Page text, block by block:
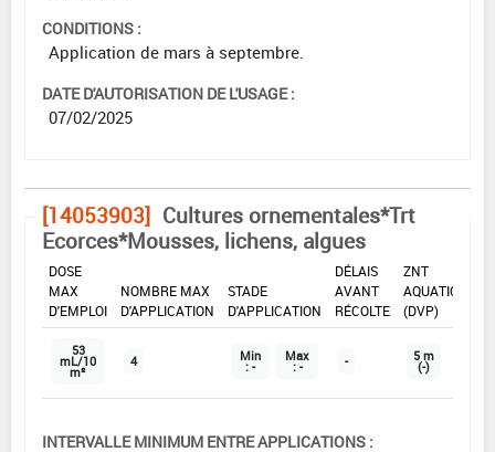
CONDITIONS :
Application de mars à septembre.
DATE D'AUTORISATION DE L'USAGE :
07/02/2025
[14053903] Cultures ornementales*Trt
Ecorces*Mousses, lichens, algues
DOSE
MAX
D'EMPLOI
NOMBRE MAX
D'APPLICATION
STADE
D'APPLICATION
DÉLAIS
AVANT
RÉCOLTE
ZNT
AQUATIQUE
(DVP)
53
mL/10
m²
4 Min
: -
Max
: - - 5 m
(-)
INTERVALLE MINIMUM ENTRE APPLICATIONS :